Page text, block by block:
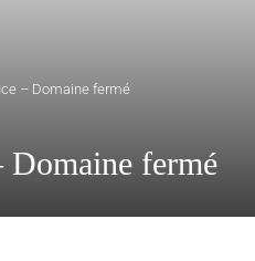
– Domaine fermé
Domaine fermé